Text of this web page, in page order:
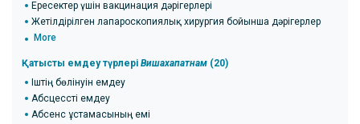
Ересектер үшін вакцинация дәрігерлері
Жетілдірілген лапароскопиялық хирургия бойынша дәрігерлер
More
Қатысты емдеу түрлері Вишахапатнам (20)
Іштің бөлінуін емдеу
Абсцессті емдеу
Абсенс ұстамасының емі